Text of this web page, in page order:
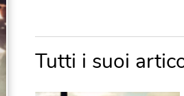
Tutti i suoi